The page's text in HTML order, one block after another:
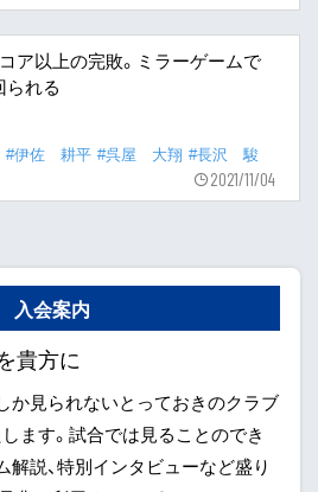
ア以上の完敗。ミラーゲームで
られる
#伊佐 耕平 #呉屋 大翔 #長沢 駿
2021/11/04
入会案内
貴方に
か見られないとっておきのクラブ
ます。試合では見ることのでき
解説、特別インタビューなど盛り